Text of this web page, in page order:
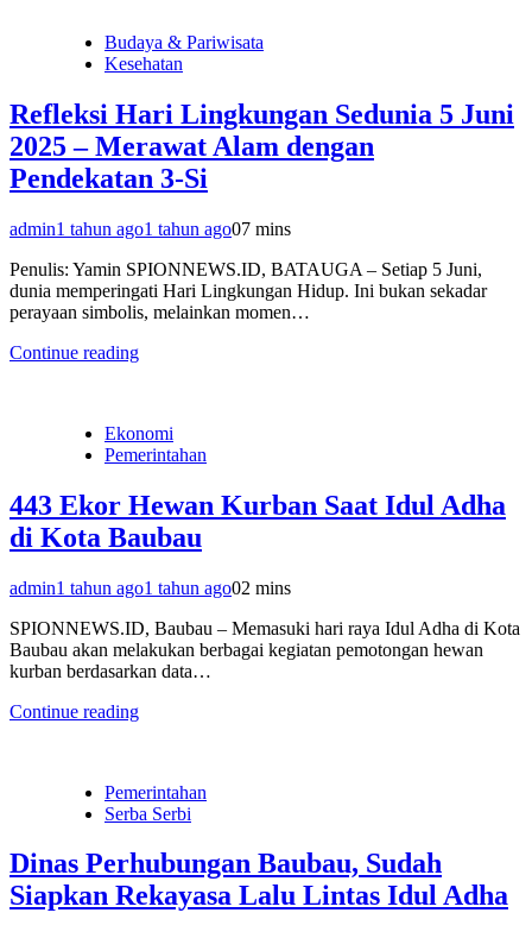
Budaya & Pariwisata
Kesehatan
Refleksi Hari Lingkungan Sedunia 5 Juni
2025 – Merawat Alam dengan
Pendekatan 3-Si
admin1 tahun ago1 tahun ago07 mins
Penulis: Yamin SPIONNEWS.ID, BATAUGA – Setiap 5 Juni,
dunia memperingati Hari Lingkungan Hidup. Ini bukan sekadar
perayaan simbolis, melainkan momen…
Continue reading
Ekonomi
Pemerintahan
443 Ekor Hewan Kurban Saat Idul Adha
di Kota Baubau
admin1 tahun ago1 tahun ago02 mins
SPIONNEWS.ID, Baubau – Memasuki hari raya Idul Adha di Kota
Baubau akan melakukan berbagai kegiatan pemotongan hewan
kurban berdasarkan data…
Continue reading
Pemerintahan
Serba Serbi
Dinas Perhubungan Baubau, Sudah
Siapkan Rekayasa Lalu Lintas Idul Adha